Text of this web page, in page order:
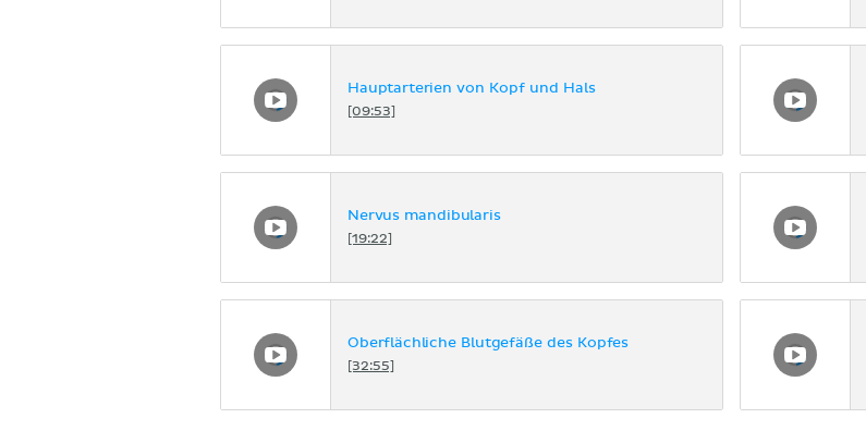
Hauptarterien von Kopf und Hals
[09:53]
Nervus mandibularis
[19:22]
Oberflächliche Blutgefäße des Kopfes
[32:55]